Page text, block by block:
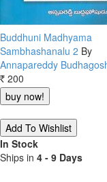
Buddhuni Madhyama
Sambhashanalu 2 By
Annapareddy
Rs. 200
In Stock
Ships in 4 - 9 Days